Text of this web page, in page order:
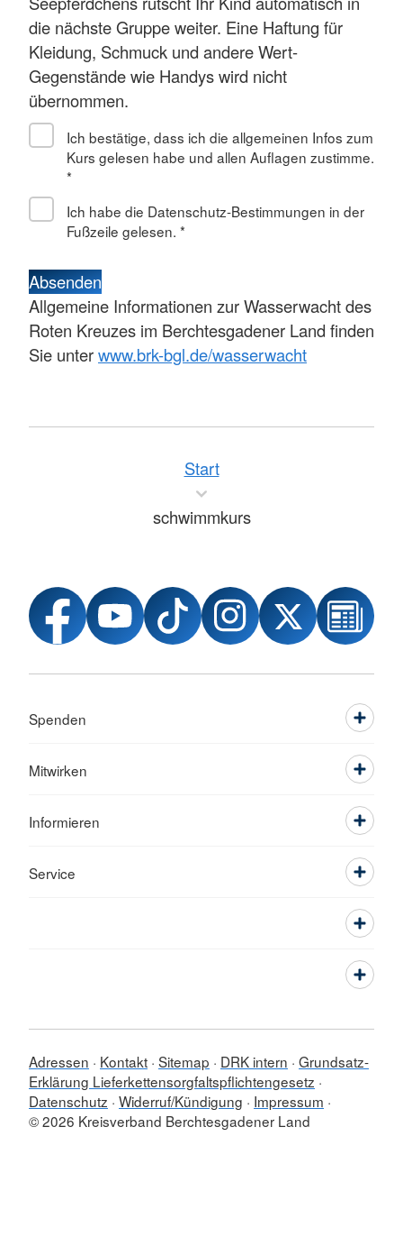
die nächste Gruppe weiter. Eine Haftung für
Kleidung, Schmuck und andere Wert-
Gegenstände wie Handys wird nicht
übernommen.
Ich bestätige, dass ich die allgemeinen Infos zum
Kurs gelesen habe und allen Auflagen zustimme.
*
Ich habe die Datenschutz-Bestimmungen in der
Fußzeile gelesen. *
Absenden
Allgemeine Informationen zur Wasserwacht des
Roten Kreuzes im Berchtesgadener Land finden
Sie unterwww.brk-bgl.de/wasserwacht
Start
schwimmkurs
Spenden
Mitwirken
Informieren
Service
Adressen Kontakt Sitemap DRK intern Grundsatz-
Erklärung Lieferkettensorgfaltspflichtengesetz
Datenschutz Widerruf/Kündigung
Impressum
© 2026 Kreisverband Berchtesgadener Land